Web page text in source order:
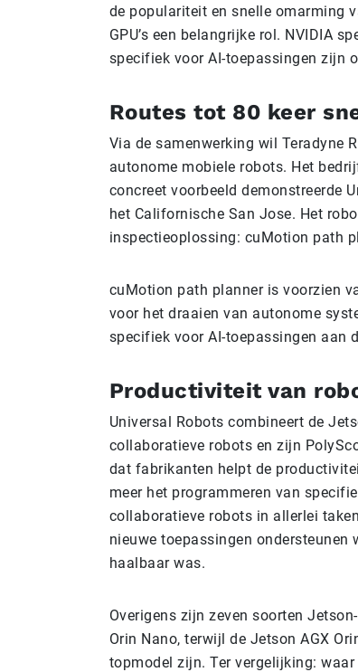
de populariteit en snelle omarming
GPU’s een belangrijke rol. NVIDIA
specifiek voor AI-toepassingen zijn
Routes tot 80 keer
Via de samenwerking wil Teradyne
autonome mobiele robots. Het
concreet voorbeeld demonstreerde
het Californische San Jose. Het
inspectieoplossing: cuMotion path
cuMotion path planner is voorzien
voor het draaien van autonome
specifiek voor AI-toepassingen aan
Productiviteit van
Universal Robots combineert de
collaboratieve robots en zijn
dat fabrikanten helpt de
meer het programmeren van
collaboratieve robots in allerlei
nieuwe toepassingen
haalbaar was.
Overigens zijn zeven soorten
Orin Nano, terwijl de Jetson AGX
topmodel zijn. Ter vergelijking: